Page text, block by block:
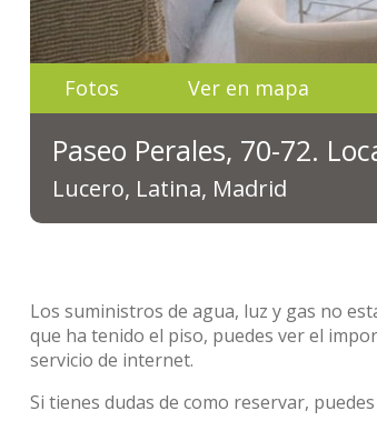
Fotos Ver en mapa
Paseo Perales, 70-72.
Lucero, Latina, Madrid
Los suministros de agua, luz y gas no
que ha tenido el piso, puedes ver el
servicio de internet.
Si tienes dudas de como reservar,